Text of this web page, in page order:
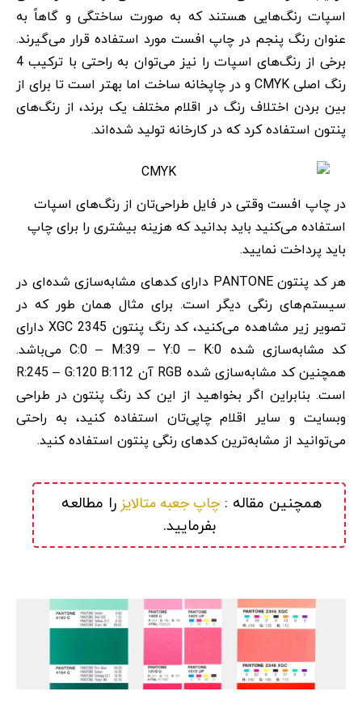
اسپات رنگ‌هایی هستند که به صورت ساختگی و گاهاً به
عنوان رنگ پنجم در چاپ افست مورد استفاده قرار می‌گیرند.
برخی از رنگ‌های اسپات را نیز می‌توان به راحتی با ترکیب 4
رنگ اصلی CMYK و در چاپخانه ساخت اما بهتر است تا برای از
بین بردن اختلاف رنگ در اقلام مختلف یک برند، از رنگ‌های
پنتون استفاده کرد که در کارخانه تولید شده‌اند.
در چاپ افست وقتی در فایل طراحی‌تان از رنگ‌های اسپات
استفاده می‌کنید باید بدانید که هزینه بیشتری را برای چاپ
باید پرداخت نمایید.
هر کد پنتون PANTONE دارای کدهای مشابه‌سازی شده‌ای در
سیستم‌های رنگی دیگر است. برای مثال همان طور که در
تصویر زیر مشاهده می‌کنید، کد رنگ پنتون 2345 XGC دارای
کد مشابه‌سازی شده C:0 – M:39 – Y:0 – K:0 می‌باشد.
همچنین کد مشابه‌سازی شده RGB آن R:245 – G:120 B:112
است. بنابراین اگر بخواهید از این کد رنگ پنتون در طراحی
وبسایت و سایر اقلام چاپی‌تان استفاده کنید، به راحتی
می‌توانید از مشابه‌ترین کدهای رنگی پنتون استفاده کنید.
همچنین مقاله : چاپ جعبه متالایز
بفرمایید.